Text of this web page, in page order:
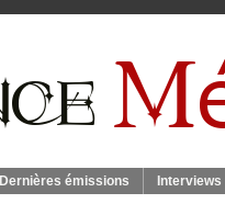
Dernières émissions Interviews